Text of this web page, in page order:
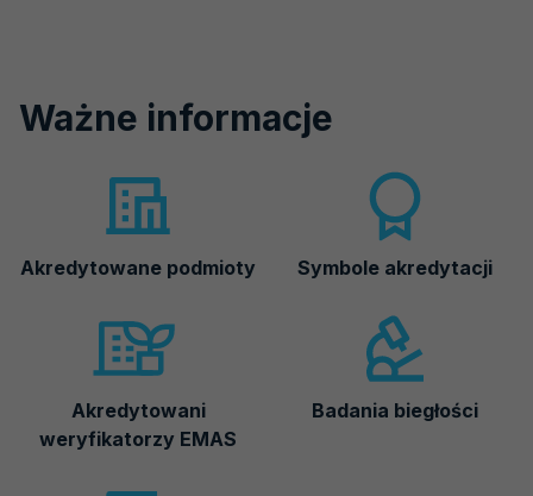
Ważne informacje
Akredytowane podmioty Symbole akredytacji
Akredytowani
weryfikatorzy EMAS
Badania biegłości